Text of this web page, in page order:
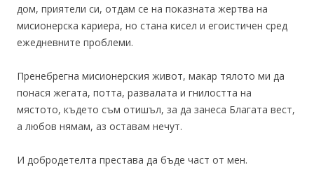
дом, приятели си, отдам се на показната жертва на
мисионерска кариера, но стана кисел и егоистичен сред
ежедневните проблеми.
Пренебрегна мисионерския живот, макар тялото ми да
понася жегата, потта, развалата и гнилостта на
мястото, където съм отишъл, за да занеса Благата вест,
а любов нямам, аз оставам нечут.
И добродетелта престава да бъде част от мен.